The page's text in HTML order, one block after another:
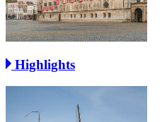
Highlights